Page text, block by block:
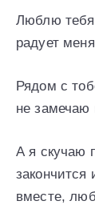
Люблю
радует
Рядом с
не замечаю
А я скучаю
вместе,